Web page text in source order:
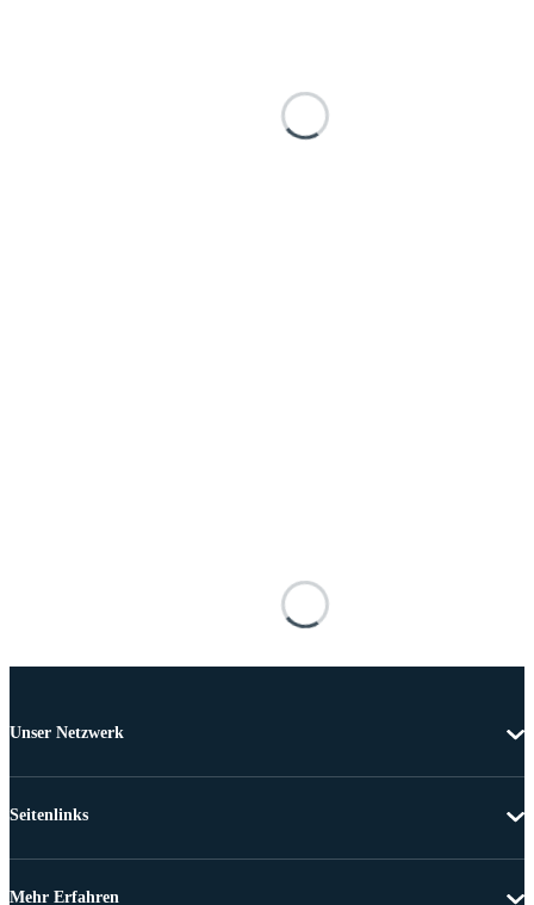
Unser Netzwerk
Seitenlinks
Mehr Erfahren